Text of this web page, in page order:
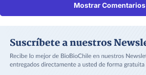
Mostrar Comentarios